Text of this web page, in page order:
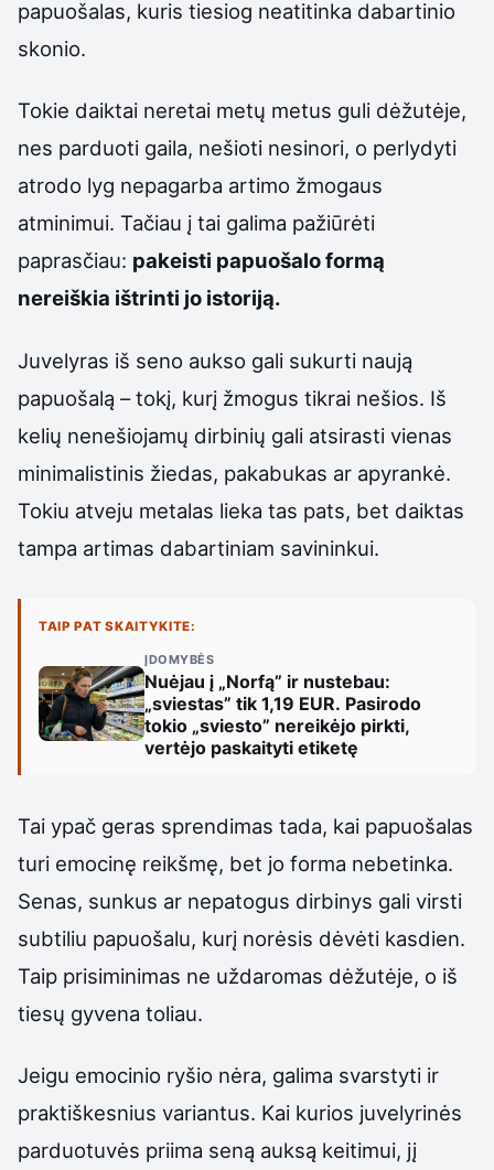
papuošalas, kuris tiesiog neatitinka dabartinio
skonio.
Tokie daiktai neretai metų metus guli dėžutėje,
nes parduoti gaila, nešioti nesinori, o perlydyti
atrodo lyg nepagarba artimo žmogaus
atminimui. Tačiau į tai galima pažiūrėti
paprasčiau: pakeisti papuošalo formą
nereiškia ištrinti jo istoriją.
Juvelyras iš seno aukso gali sukurti naują
papuošalą – tokį, kurį žmogus tikrai nešios. Iš
kelių nenešiojamų dirbinių gali atsirasti vienas
minimalistinis žiedas, pakabukas ar apyrankė.
Tokiu atveju metalas lieka tas pats, bet daiktas
tampa artimas dabartiniam savininkui.
TAIP PAT SKAITYKITE:
ĮDOMYBĖS
Nuėjau į „Norfą” ir nustebau:
„sviestas” tik 1,19 EUR. Pasirodo
tokio „sviesto” nereikėjo pirkti,
vertėjo paskaityti etiketę
Tai ypač geras sprendimas tada, kai papuošalas
turi emocinę reikšmę, bet jo forma nebetinka.
Senas, sunkus ar nepatogus dirbinys gali virsti
subtiliu papuošalu, kurį norėsis dėvėti kasdien.
Taip prisiminimas ne uždaromas dėžutėje, o iš
tiesų gyvena toliau.
Jeigu emocinio ryšio nėra, galima svarstyti ir
praktiškesnius variantus. Kai kurios juvelyrinės
parduotuvės priima seną auksą keitimui, jį